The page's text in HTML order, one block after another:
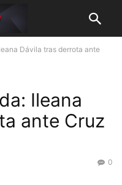
Dávila tras derrota ante
Ileana
ante Cruz
0